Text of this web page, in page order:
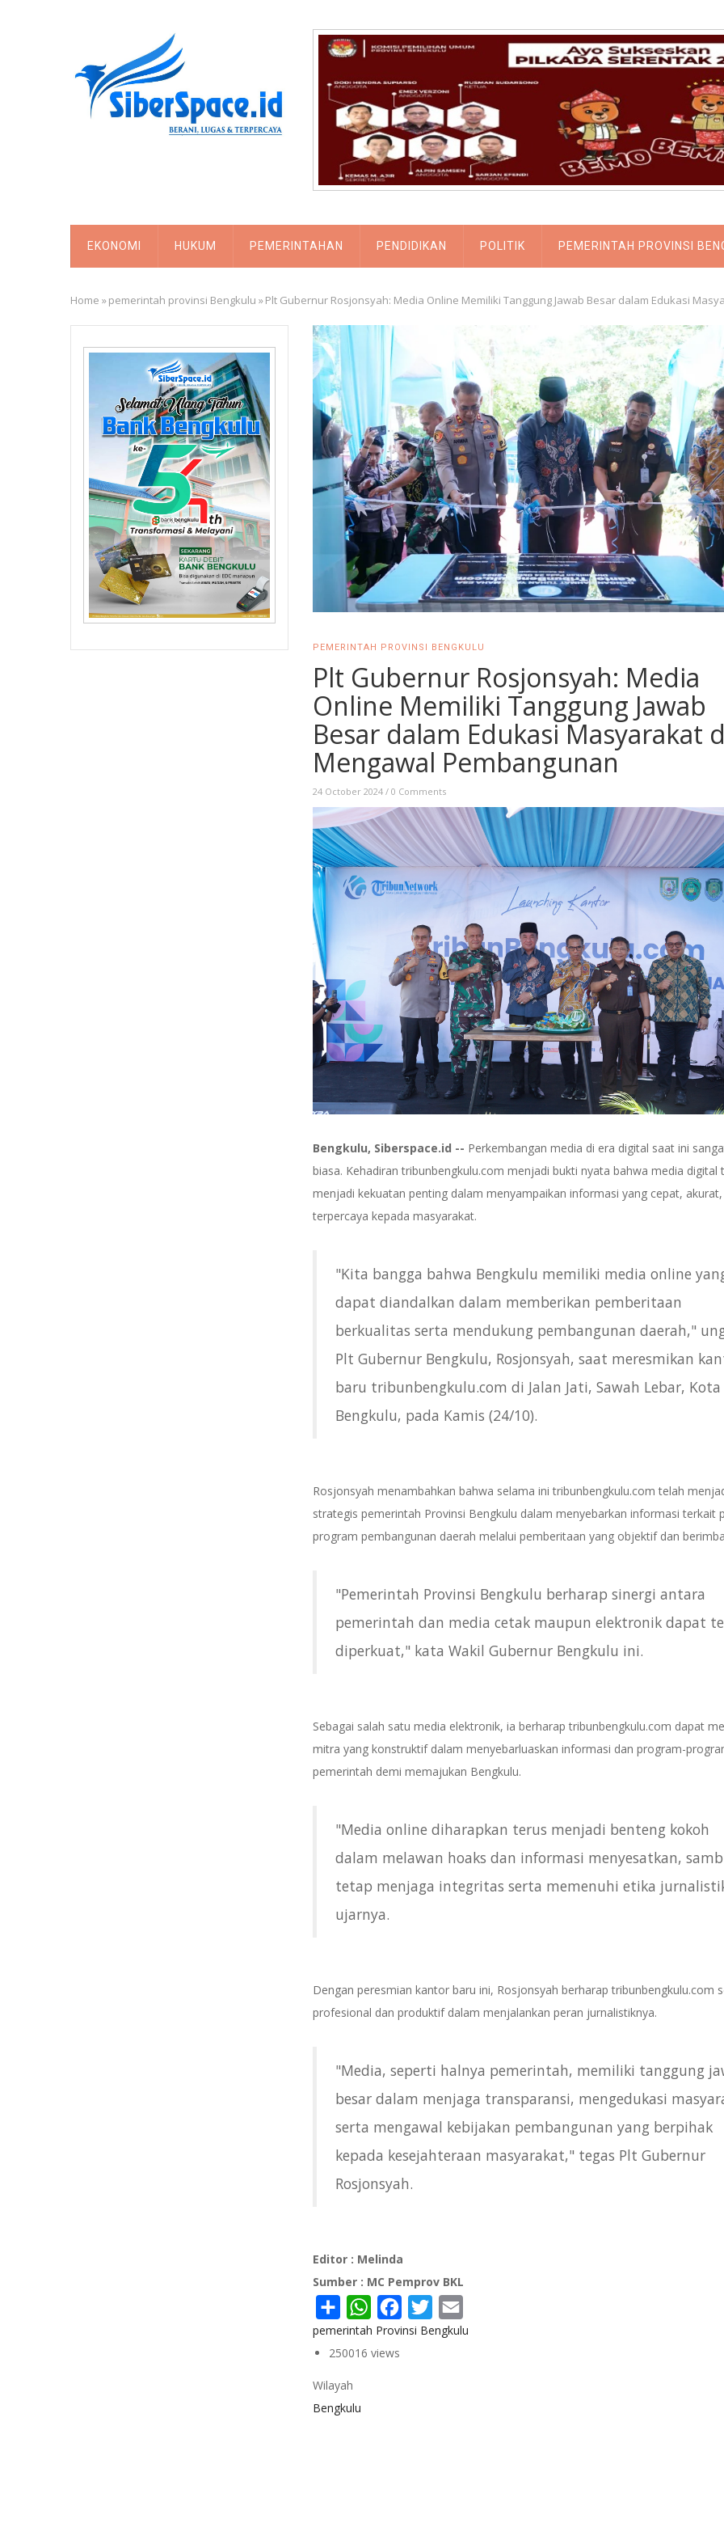
MAIN
NAVIGATION
EKONOMI HUKUM PEMERINTAHAN PENDIDIKAN POLITIK PEMERINTAH PROVINSI
Breadcrumb
Home »pemerintah provinsi Bengkulu »Plt Gubernur Rosjonsyah: Media Online Memiliki Tanggung Jawab Besar dalam Edukasi
PEMERINTAH PROVINSI BENGKULU
Plt Gubernur Rosjonsyah: Media
Online Memiliki Tanggung Jawab
Besar dalam Edukasi Masyarakat
Mengawal Pembangunan
24 October 2024 / 0 Comments
Bengkulu, Siberspace.id -- Perkembangan media di era digital saat ini
biasa. Kehadiran tribunbengkulu.com menjadi bukti nyata bahwa media digital
menjadi kekuatan penting dalam menyampaikan informasi yang cepat,
terpercaya kepada masyarakat.
"Kita bangga bahwa Bengkulu memiliki media online
dapat diandalkan dalam memberikan pemberitaan
berkualitas serta mendukung pembangunan daerah,"
Plt Gubernur Bengkulu, Rosjonsyah, saat meresmikan
baru tribunbengkulu.com di Jalan Jati, Sawah Lebar, Kota
Bengkulu, pada Kamis (24/10).
Rosjonsyah menambahkan bahwa selama ini tribunbengkulu.com telah
strategis pemerintah Provinsi Bengkulu dalam menyebarkan informasi terkait
program pembangunan daerah melalui pemberitaan yang objektif dan
"Pemerintah Provinsi Bengkulu berharap sinergi antara
pemerintah dan media cetak maupun elektronik dapat
diperkuat," kata Wakil Gubernur Bengkulu ini.
Sebagai salah satu media elektronik, ia berharap tribunbengkulu.com dapat
mitra yang konstruktif dalam menyebarluaskan informasi dan program-
pemerintah demi memajukan Bengkulu.
"Media online diharapkan terus menjadi benteng kokoh
dalam melawan hoaks dan informasi menyesatkan,
tetap menjaga integritas serta memenuhi etika
ujarnya.
Dengan peresmian kantor baru ini, Rosjonsyah berharap tribunbengkulu.com
profesional dan produktif dalam menjalankan peran jurnalistiknya.
"Media, seperti halnya pemerintah, memiliki tanggung
besar dalam menjaga transparansi, mengedukasi
serta mengawal kebijakan pembangunan yang berpihak
kepada kesejahteraan masyarakat," tegas Plt Gubernur
Rosjonsyah.
Editor : Melinda
Sumber : MC Pemprov BKL
Share WhatsAppFacebook
Twitter
pemerintah Provinsi Bengkulu
250016 views
Wilayah
Bengkulu